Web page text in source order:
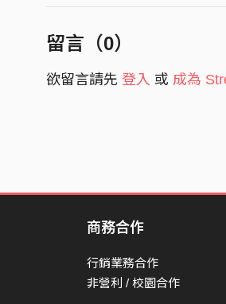
Moonlight falls upon the sea
Your shadow slowly leaves
Every word you used to say
Fades like waves and drifts
可你早已越走越遠
消失在霧色人間
I keep calling out your name
But nothing ever feels the
留言（0）
欲留言請先 登入 或 成為
商務合作
行銷業務合作
非營利 / 校園合作